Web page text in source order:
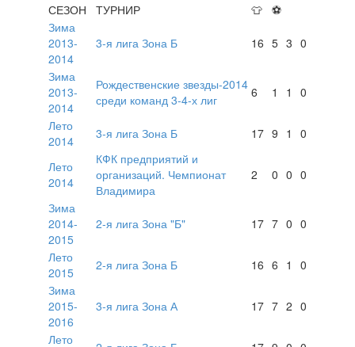
СЕЗОН
ТУРНИР 👕 ⚽
Зима
2013-
2014
3-я лига Зона Б 16 5 3 0
Зима
2013-
2014
Рождественские звезды-2014
среди команд 3-4-х лиг
6 1 1 0
Лето
2014
3-я лига Зона Б 17 9 1 0
Лето
2014
КФК предприятий и
организаций. Чемпионат
Владимира
2 0 0 0
Зима
2014-
2015
2-я лига Зона "Б" 17 7 0 0
Лето
2015
2-я лига Зона Б 16 6 1
0
Зима
2015-
2016
3-я лига Зона А 17 7 2 0
Лето